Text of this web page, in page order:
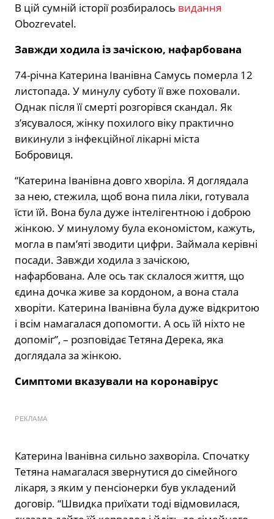
В цій сумній історії розбиралось видання
Оbozrevatel.
Завжди ходила із зачіскою, нафарбована
74-річна Катерина Іванівна Самусь померла 12
листопада. У минулу суботу її вже поховали.
Однак після її смерті розгорівся скандал. Як
з’ясувалося, жінку похилого віку практично
викинули з інфекційної лікарні міста
Бобровиця.
“Катерина Іванівна довго хворіла. Я доглядала
за нею, стежила, щоб вона пила ліки, готувала
їсти їй. Вона була дуже інтелігентною і доброю
жінкою. У минулому була економістом, кажуть,
могла в пам’яті зводити цифри. Займала керівні
посади. Завжди ходила з зачіскою,
нафарбована. Але ось так склалося життя, що
єдина дочка живе за кордоном, а вона стала
хворіти. Катерина Іванівна була дуже відкритою
і всім намагалася допомогти. А ось їй ніхто не
допоміг”, – розповідає Тетяна Дерека, яка
доглядала за жінкою.
Симптоми вказували на коронавірус
РЕКЛАМА
Катерина Іванівна сильно захворіла. Спочатку
Тетяна намагалася звернутися до сімейного
лікаря, з яким у пенсіонерки був укладений
договір. “Швидка приїхати тоді відмовилася,